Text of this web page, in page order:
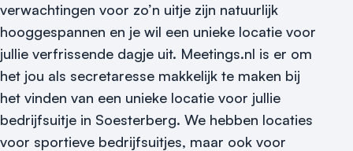
Vraag locatie aan
Locatiegids
Meld locatie aan
verwachtingen voor zo’n uitje zijn natuurlijk
hooggespannen en je wil een unieke locatie voor
jullie verfrissende dagje uit. Meetings.nl is er om
het jou als secretaresse makkelijk te maken bij
het vinden van een unieke locatie voor jullie
bedrijfsuitje in Soesterberg. We hebben locaties
voor sportieve bedrijfsuitjes, maar ook voor